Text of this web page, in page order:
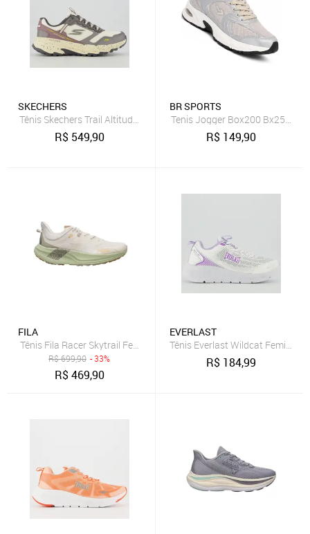
SKECHERS
Tênis Skechers Trail Altitude 2.0 Feminino Off White
R$ 549,90
BR SPORTS
Tenis Jogger Box200 Bx2550
R$ 149,90
FILA
Tênis Fila Racer Skytrail Feminino - Bege - Fila
R$699,90 - 33%
R$469,90
EVERLAST
Tênis Everlast Wildcat Feminino
R$ 184,99